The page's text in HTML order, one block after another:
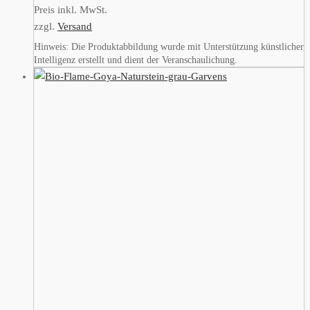
Preis inkl. MwSt.
zzgl. Versand
Hinweis: Die Produktabbildung wurde mit Unterstützung künstlicher
Intelligenz erstellt und dient der Veranschaulichung.